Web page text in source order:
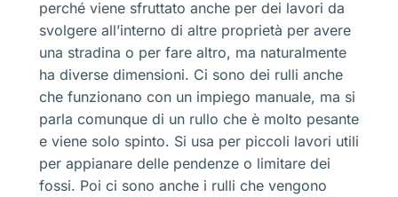
perché viene sfruttato anche per dei lavori da
svolgere all’interno di altre proprietà per avere
una stradina o per fare altro, ma naturalmente
ha diverse dimensioni. Ci sono dei rulli anche
che funzionano con un impiego manuale, ma si
parla comunque di un rullo che è molto pesante
e viene solo spinto. Si usa per piccoli lavori utili
per appianare delle pendenze o limitare dei
fossi. Poi ci sono anche i rulli che vengono